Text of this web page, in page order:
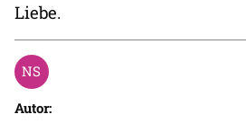
Liebe.
Autor: